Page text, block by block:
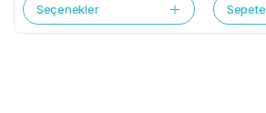
Seçenekler Sepete